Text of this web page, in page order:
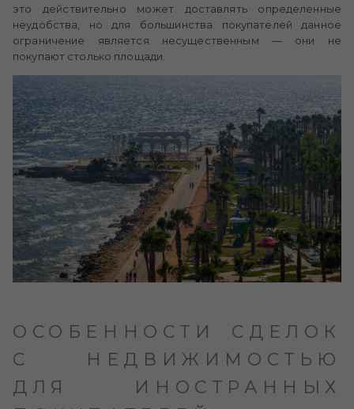
это действительно может доставлять определенные
неудобства, но для большинства покупателей данное
ограничение является несущественным — они не
покупают столько площади.
ОСОБЕННОСТИ СДЕЛОК
С НЕДВИЖИМОСТЬЮ
ДЛЯ ИНОСТРАННЫХ